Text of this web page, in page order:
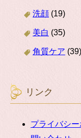
洗顔 (19)
美白 (35)
角質ケア (39)
リンク
プライバシ